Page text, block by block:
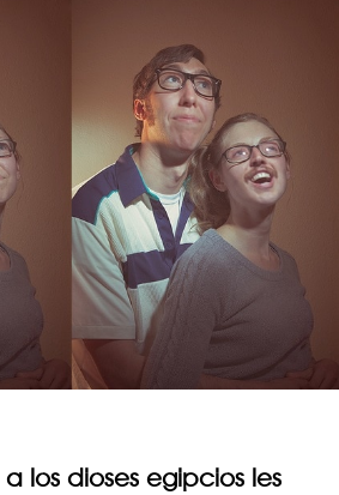
los dioses egipcios les